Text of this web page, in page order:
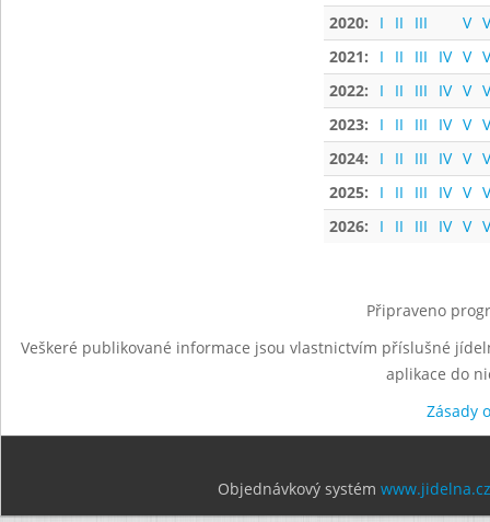
2020:
I II III V
2021:
I II III IV V
2022:
I II III IV V
2023:
I II III IV V
2024:
I II III IV V
2025:
I II III IV V
2026:
I II III IV V
Připraveno
Veškeré publikované informace jsou vlastnictvím příslušné
aplikace do
Zásady
Objednávkový systém www.jidelna.cz